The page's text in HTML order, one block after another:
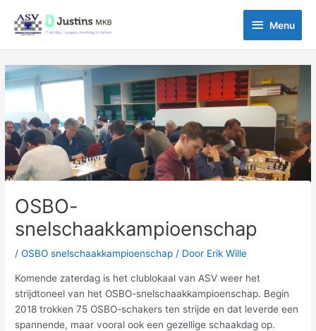
naar
inhoud
Menu
Menu
OSBO-
snelschaakkampioenschap
/OSBO snelschaakkampioenschap / Door Erik Wille
Komende zaterdag is het clublokaal van ASV weer het
strijdtoneel van het OSBO-snelschaakkampioenschap. Begin
2018 trokken 75 OSBO-schakers ten strijde en dat leverde een
spannende, maar vooral ook een gezellige schaakdag op.
Bericht
navigatie